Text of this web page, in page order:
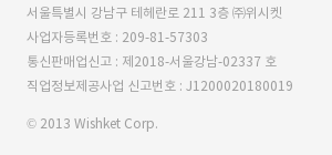
서울특별시 강남구 테헤란로 211 3층 ㈜위시켓
사업자등록번호 : 209-81-57303
통신판매업신고 : 제2018-서울강남-02337 호
직업정보제공사업 신고번호 : J1200020180019
© 2013 Wishket Corp.